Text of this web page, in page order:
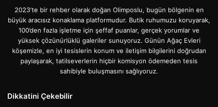
2023'te bir rehber olarak doğan Olimposlu, bugün bölgenin en
büyük aracısız konaklama platformudur. Butik ruhumuzu koruyarak,
100’den fazla işletme için şeffaf puanlar, gerçek yorumlar ve
yüksek çözünürlüklü galeriler sunuyoruz. Günün Ağaç Evleri
köşemizle, en iyi tesislerin konum ve iletişim bilgilerini doğrudan
paylaşarak, tatilseverlerin hiçbir komisyon ödemeden tesis
sahibiyle buluşmasını sağlıyoruz.
Dikkatini Çekebilir